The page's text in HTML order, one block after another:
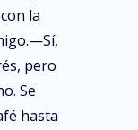
la
pero
Se
hasta